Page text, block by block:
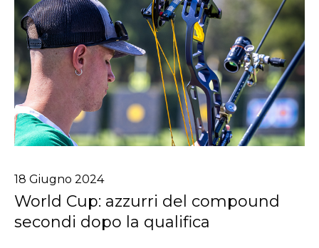
18 Giugno 2024
World Cup: azzurri del compound
secondi dopo la qualifica